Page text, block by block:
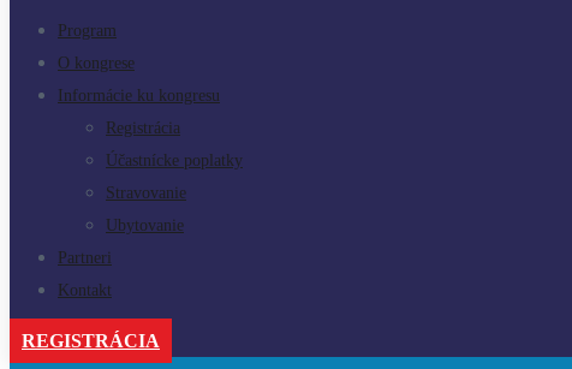
Program
O kongrese
Informácie ku kongresu
Registrácia
Účastnícke poplatky
Stravovanie
Ubytovanie
Partneri
Kontakt
REGISTRÁCIA